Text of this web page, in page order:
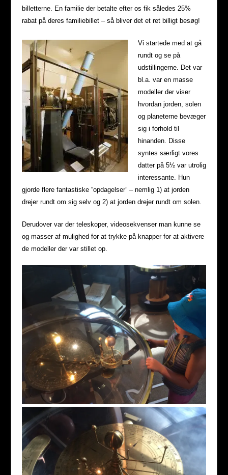
billetterne. En familie der betalte efter os fik således 25%
rabat på deres familiebillet – så bliver det et ret billigt besøg!
Vi startede med at gå
rundt og se på
udstillingerne. Det var
bl.a. var en masse
modeller der viser
hvordan jorden, solen
og planeterne bevæger
sig i forhold til
hinanden. Disse
syntes særligt vores
datter på 5½ var utrolig
interessante. Hun
gjorde flere fantastiske “opdagelser” – nemlig 1) at jorden
drejer rundt om sig selv og 2) at jorden drejer rundt om solen.
Derudover var der teleskoper, videosekvenser man kunne se
og masser af mulighed for at trykke på knapper for at aktivere
de modeller der var stillet op.